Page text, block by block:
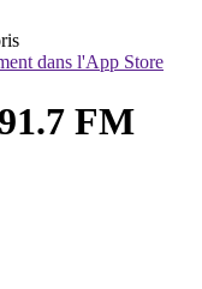
dans l'App Store
FM